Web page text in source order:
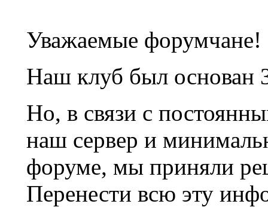
Уважаемые форумчане!
Наш клуб был основан
Но, в связи с
наш сервер и
форуме, мы приняли
Перенести всю эту